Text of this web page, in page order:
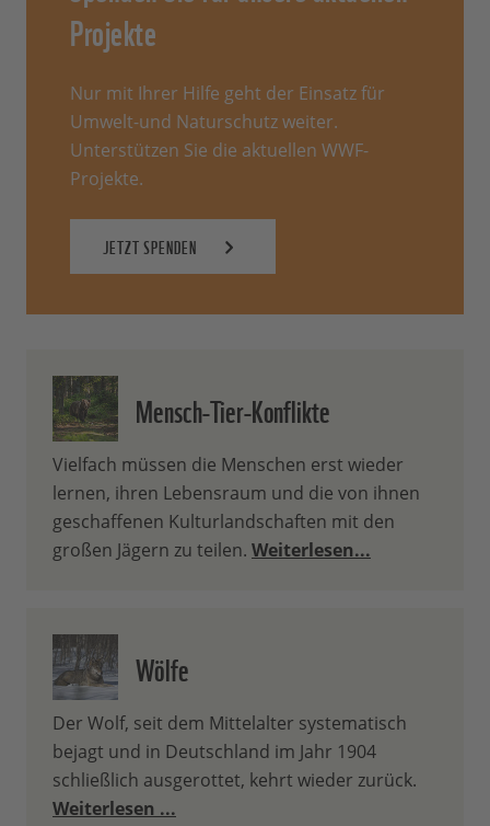
Projekte
Nur mit Ihrer Hilfe geht der Einsatz für
Umwelt-und Naturschutz weiter.
Unterstützen Sie die aktuellen WWF-
Projekte.
JETZT SPENDEN
Mensch-Tier-Konflikte
Vielfach müssen die Menschen erst wieder
lernen, ihren Lebensraum und die von ihnen
geschaffenen Kulturlandschaften mit den
großen Jägern zu teilen. Weiterlesen...
Wölfe
Der Wolf, seit dem Mittelalter systematisch
bejagt und in Deutschland im Jahr 1904
schließlich ausgerottet, kehrt wieder zurück.
Weiterlesen ...